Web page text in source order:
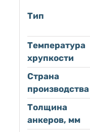
Тип
Температура
хрупкости
Страна
производства
Толщина
анкеров, мм